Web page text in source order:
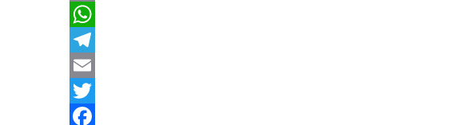
Copy
Link
WhatsApp
Telegram
Email
Twitter